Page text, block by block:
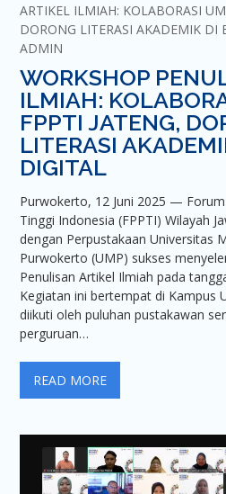
ARTIKEL ILMIAH: KOLABORASI
DORONG LITERASI AKADEMIK DI
ADMIN
WORKSHOP
ILMIAH:
FPPTI JATENG,
LITERASI
DIGITAL
Purwokerto, 12 Juni 2025 —
Tinggi Indonesia (FPPTI) Wilayah
dengan Perpustakaan Universitas
Purwokerto (UMP) sukses
Penulisan Artikel Ilmiah pada
Kegiatan ini bertempat di Kampus
diikuti oleh puluhan pustakawan
perguruan…
READ MORE